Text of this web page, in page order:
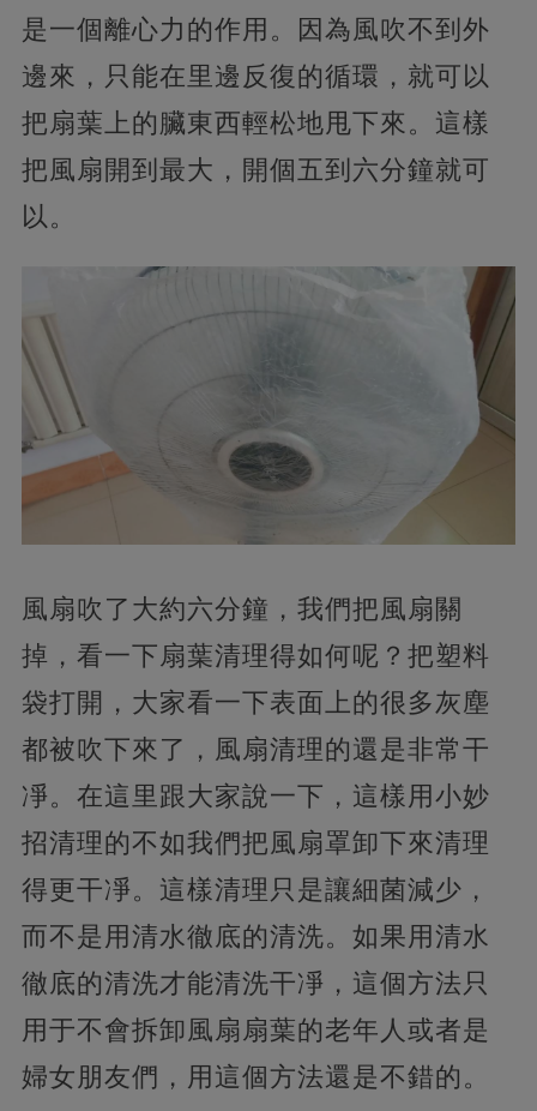
是一個離心力的作用。因為風吹不到外
邊來，只能在里邊反復的循環，就可以
把扇葉上的臟東西輕松地甩下來。這樣
把風扇開到最大，開個五到六分鐘就可
以。
風扇吹了大約六分鐘，我們把風扇關
掉，看一下扇葉清理得如何呢？把塑料
袋打開，大家看一下表面上的很多灰塵
都被吹下來了，風扇清理的還是非常干
凈。在這里跟大家說一下，這樣用小妙
招清理的不如我們把風扇罩卸下來清理
得更干凈。這樣清理只是讓細菌減少，
而不是用清水徹底的清洗。如果用清水
徹底的清洗才能清洗干凈，這個方法只
用于不會拆卸風扇扇葉的老年人或者是
婦女朋友們，用這個方法還是不錯的。